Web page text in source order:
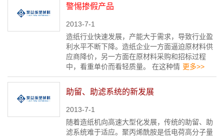
警惕掺假产品
2013-7-1
造纸行业快速发展，产能大于需求，导致行业盈
利水平不断下降。造纸企业一方面逼迫原材料供
应商降价，另一方面在原材料采购和招标过程
中，看重单价而看轻质量。 在这种情 更多>>
助留、助滤系统的新发展
2013-7-1
随着造纸机向高速大型化发展，传统的助留、助
滤系统难于适应。聚丙烯酰胺是低电荷高分子量